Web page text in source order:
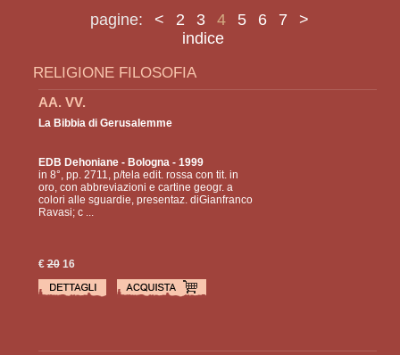
pagine: < 2 3 4 5 6 7
>
indice
RELIGIONE FILOSOFIA
AA. VV.
La Bibbia di Gerusalemme
EDB Dehoniane- Bologna - 1999
in 8°, pp. 2711, p/tela edit. rossa con tit. in
oro, con abbreviazioni e cartine geogr. a
colori alle sguardie, presentaz. diGianfranco
Ravasi; c ...
€2016